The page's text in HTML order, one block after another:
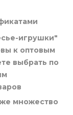
игрушки"
к оптовым
выбрать по
же множество